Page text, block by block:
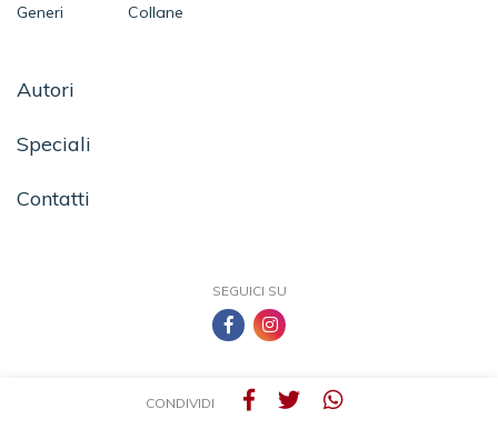
CONDIVIDI
Generi
Collane
Autori
Speciali
Contatti
SEGUICI SU